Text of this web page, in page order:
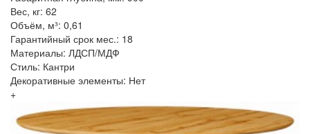
Вес, кг: 62
Объём, м³: 0,61
Гарантийный срок мес.: 18
Материалы: ЛДСП/МДФ
Стиль: Кантри
Декоративные элементы: Нет
+